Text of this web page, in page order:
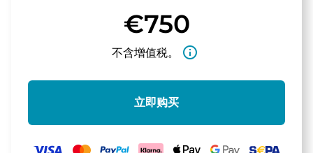
€750
不含增值税。 info_outline
立即购买